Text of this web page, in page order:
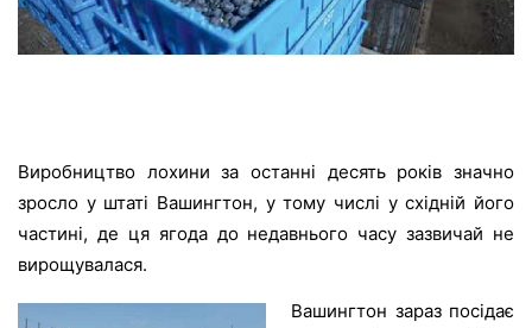
Виробництво лохини за останні десять років значно
зросло у штаті Вашингтон, у тому числі у східній його
частині, де ця ягода до недавнього часу зазвичай не
вирощувалася.
Вашингтон зараз посідає